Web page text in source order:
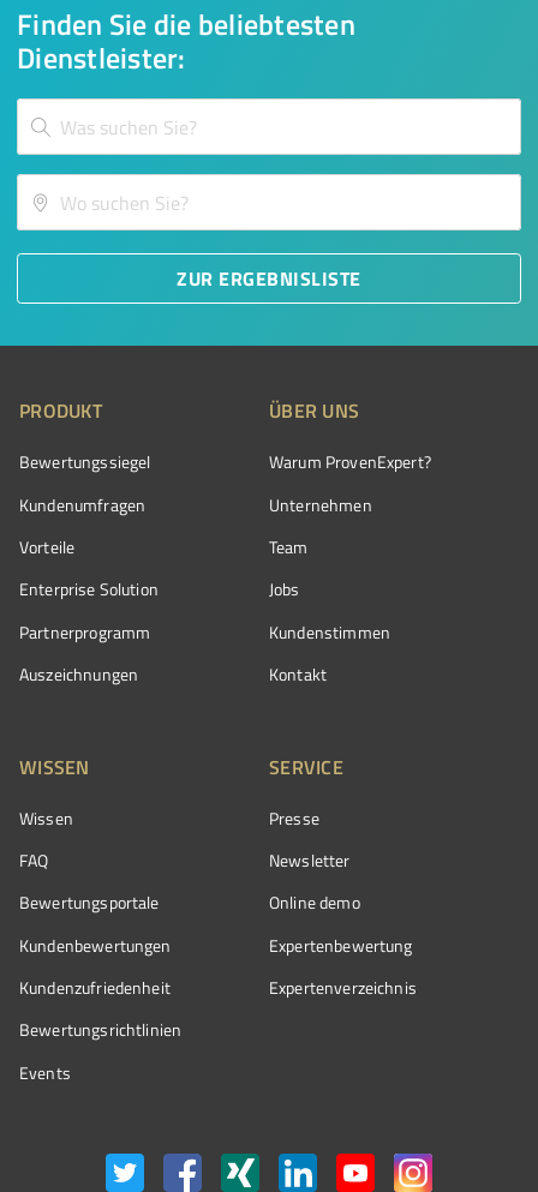
Finden Sie die beliebtesten
Dienstleister:
ZUR ERGEBNISLISTE
PRODUKT
Bewertungssiegel
Kundenumfragen
Vorteile
Enterprise Solution
Partnerprogramm
Auszeichnungen
ÜBER UNS
Warum ProvenExpert?
Unternehmen
Team
Jobs
Kundenstimmen
Kontakt
WISSEN
Wissen
FAQ
Bewertungsportale
Kundenbewertungen
Kundenzufriedenheit
Bewertungs­richtlinien
Events
SERVICE
Presse
Newsletter
Online demo
Expertenbewertung
Expertenverzeichnis